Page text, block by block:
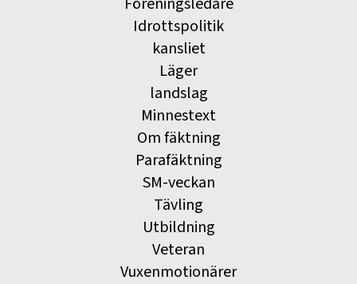
Idrottspolitik
kansliet
Läger
landslag
Minnestext
Om fäktning
Parafäktning
SM-veckan
Tävling
Utbildning
Veteran
Vuxenmotionärer